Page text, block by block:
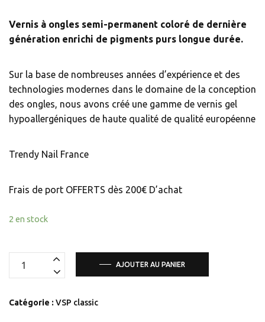
Vernis à ongles semi-permanent coloré de dernière
génération enrichi de pigments purs longue durée.
Sur la base de nombreuses années d’expérience et des
technologies modernes dans le domaine de la conception
des ongles, nous avons créé une gamme de vernis gel
hypoallergéniques de haute qualité de qualité européenne
Trendy Nail France
Frais de port OFFERTS dès 200€ D’achat
2 en stock
quantité
Gel
AJOUTER AU PANIER
Catégorie : VSP classic